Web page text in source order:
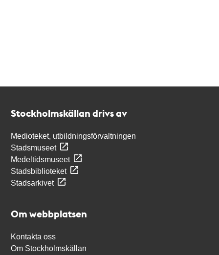
Stockholmskällan drivs av
Medioteket, utbildningsförvaltningen
Stadsmuseet
Medeltidsmuseet
Stadsbiblioteket
Stadsarkivet
Om webbplatsen
Kontakta oss
Om Stockholmskällan